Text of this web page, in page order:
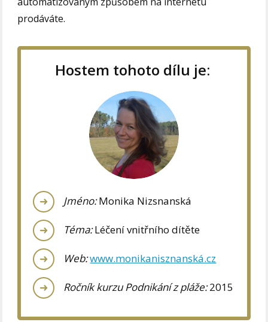
prodáváte.
Hostem tohoto dílu je:
Jméno:Monika Nizsnanská
Téma:Léčení vnitřního dítěte
Web:www.monikanisznanská.cz
Ročník kurzu Podnikání z pláže:2015